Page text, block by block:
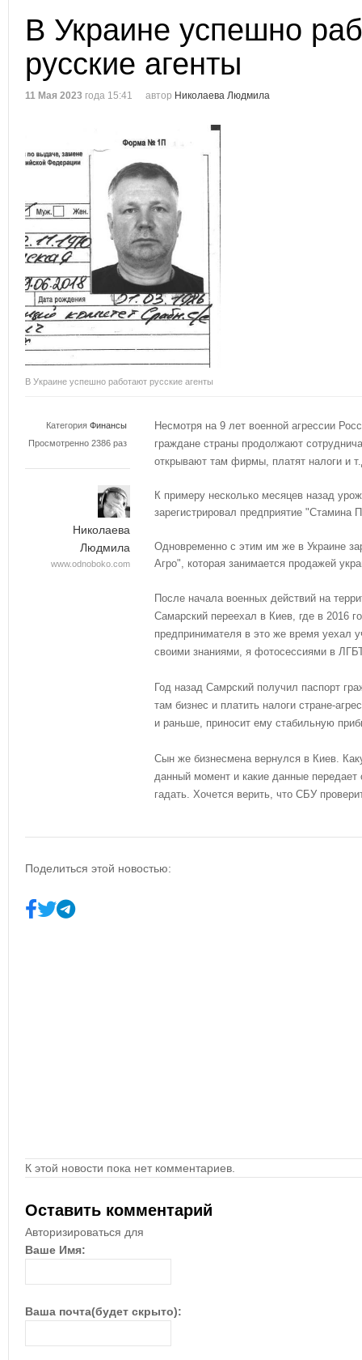
В Украине успешно
русские агенты
11 Мая 2023 года 15:41 автор Николаева Людмила
В Украине успешно работают русские агенты
Категория Финансы
Просмотренно 2386 раз
Николаева
Людмила
www.odnoboko.com
Несмотря на 9 лет военной агрессии
граждане страны продолжают
открывают там фирмы, платят налоги и
К примеру несколько месяцев назад
зарегистрировал предприятие "Стамина
Одновременно с этим им же в Украине
Агро", которая занимается продажей
После начала военных действий на
Самарский переехал в Киев, где в 2016
предпринимателя в это же время уехал
своими знаниями, я фотосессиями в
Год назад Самрский получил паспорт
там бизнес и платить налоги стране-
и раньше, приносит ему стабильную
Сын же бизнесмена вернулся в Киев.
данный момент и какие данные передает
гадать. Хочется верить, что СБУ
Поделиться этой новостью:
К этой новости пока нет комментариев.
Оставить комментарий
Авторизироваться для
Ваше Имя:
Ваша почта(будет скрыто):